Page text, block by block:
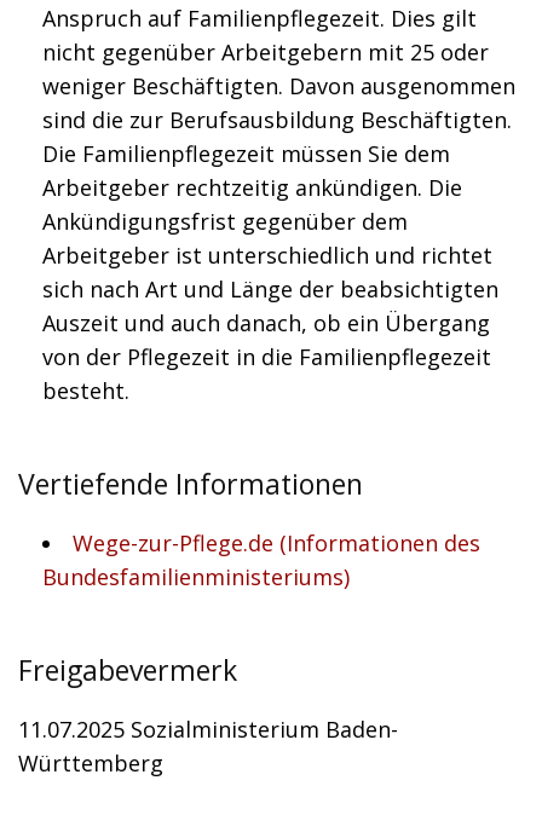
Anspruch auf Familienpflegezeit. Dies gilt
nicht gegenüber Arbeitgebern mit 25 oder
weniger Beschäftigten. Davon ausgenommen
sind die zur Berufsausbildung Beschäftigten.
Die Familienpflegezeit müssen Sie dem
Arbeitgeber rechtzeitig ankündigen. Die
Ankündigungsfrist gegenüber dem
Arbeitgeber ist unterschiedlich und richtet
sich nach Art und Länge der beabsichtigten
Auszeit und auch danach, ob ein Übergang
von der Pflegezeit in die Familienpflegezeit
besteht.
Vertiefende Informationen
Wege-zur-Pflege.de (Informationen des
Bundesfamilienministeriums)
Freigabevermerk
11.07.2025 Sozialministerium Baden-
Württemberg